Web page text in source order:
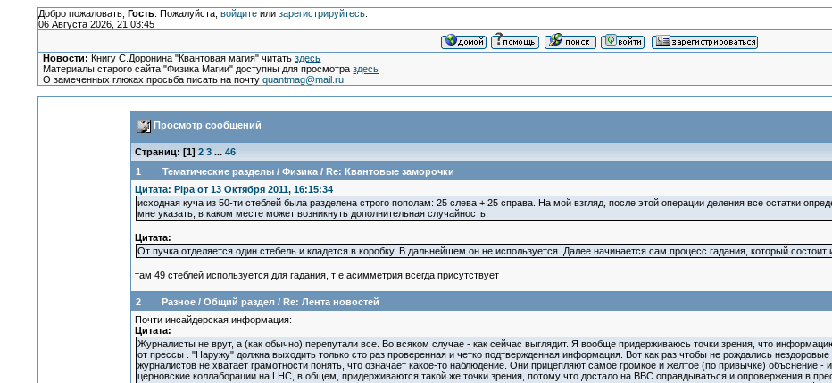
Добро пожаловать, Гость. Пожалуйста, войдитеили зарегистрируйтесь.
06 Августа 2026, 21:03:45
Новости: Книгу С.Доронина "Квантовая магия" читатьздесь
Материалы старого сайта "Физика Магии" доступны для просмотраздесь
О замеченных глюках просьба писать на почтуquantmag@mail.ru
Просмотр сообщений
Страниц: [1] 2 3 ... 46
1
Тематические разделы/ Физика/ Re: Квантовые заморочки
Цитата: Pipa от 13 Октября 2011, 16:15:34
исходная куча из 50-ти стеблей была разделена строго пополам: 25 слева + 25 справа. На мой взгляд, после этой операции деления все остатки
мне указать, в каком месте может возникнуть дополнительная случайность.
Цитата:
От пучка отделяется один стебель и кладется в коробку. В дальнейшем он не используется. Далее начинается сам процесс гадания, который состоит
там 49 стеблей используется для гадания, т е асимметрия всегда присутствует
2 Разное/ Общий раздел/ Re: Лента новостей
Почти инсайдерская информация:
Цитата:
Журналисты не врут, а (как обычно) перепутали все. Во всяком случае - как сейчас выглядит. Я вообще придерживаюсь точки зрения, что
от прессы . "Наружу" должна выходить только сто раз проверенная и четко подтвержденная информация. Вот как раз чтобы не рождались
журналистов не хватает грамотности понять, что означает какое-то наблюдение. Они прицепляют самое громкое и желтое (по привычке) объснение
церновские коллаборации на LHC, в общем, придерживаются такой же точки зрения, потому что достало на ВВС оправдываться и опровержения в